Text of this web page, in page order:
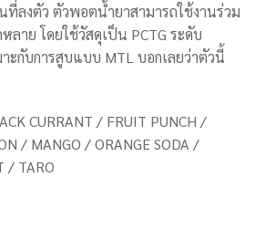
ที่ลงตัว ตัวพอตน้ำยาสามารถใช้งานร่วม
าย โดยใช้วัสดุเป็น PCTG ระดับ
ะกับการสูบแบบ MTL บอกเลยว่าตัวนี้
CURRANT / FRUIT PUNCH /
/ MANGO / ORANGE SODA /
/ TARO